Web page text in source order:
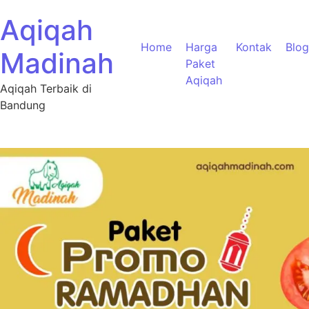
Aqiqah
Madinah
Aqiqah Terbaik di
Bandung
Home
Harga
Paket
Aqiqah
Kontak Blog